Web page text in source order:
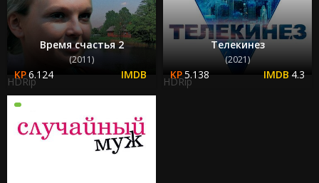
Время счастья 2
(2011)
6.124
HDRip
Телекинез
(2021)
5.138 4.3
HDRip